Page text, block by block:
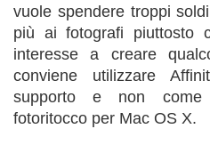
vuole spendere troppi
più ai fotografi piuttosto
interesse a creare
conviene utilizzare
supporto e non come
fotoritocco per Mac OS X.